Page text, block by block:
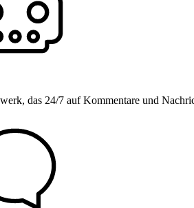
das 24/7 auf Kommentare und